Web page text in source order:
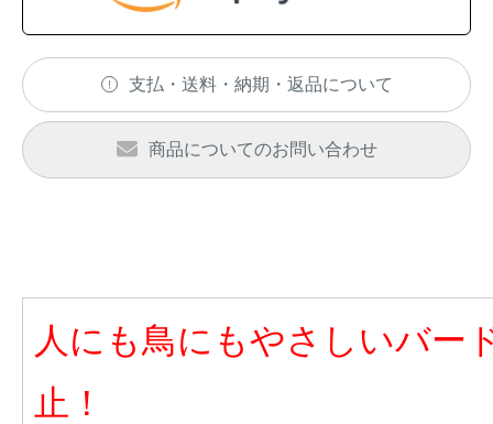
支払・送料・納期・返品について
商品についてのお問い合わせ
人にも鳥にもやさしいバー
止！
ハクビシン対策
タヌキ対策
アナグマ対策
ブルーギル対策